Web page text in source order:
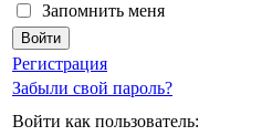
Запомнить меня
Регистрация
Забыли свой пароль?
Войти как пользователь: